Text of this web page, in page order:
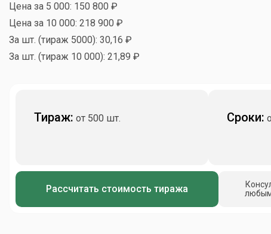
Цена за 5 000: 150 800 ₽
Цена за 10 000: 218 900 ₽
За шт. (тираж 5000): 30,16 ₽
За шт. (тираж 10 000): 21,89 ₽
Тираж: от 500 шт. Сроки:
Рассчитать стоимость тиража